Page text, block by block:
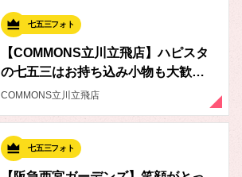
七五三フォト
【COMMONS立川立飛店】ハピスタ
の七五三はお持ち込み小物も大歓
迎！🙌😆
COMMONS立川立飛店
七五三フォト